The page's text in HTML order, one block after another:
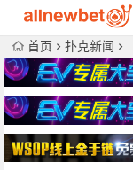
首页 扑克新闻